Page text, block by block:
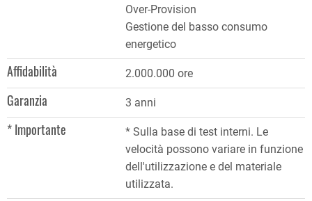
Over-Provision
Gestione del basso consumo
energetico
Affidabilità 2.000.000 ore
Garanzia 3 anni
* Importante
* Sulla base di test interni. Le
velocità possono variare in funzione
dell'utilizzazione e del materiale
utilizzata.